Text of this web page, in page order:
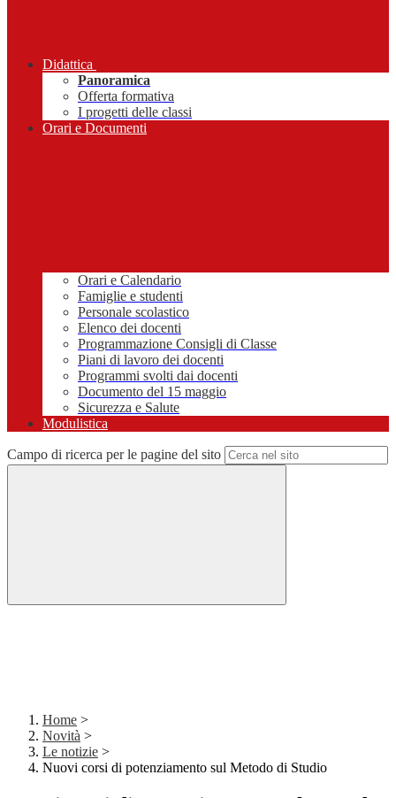
Didattica
Panoramica
Offerta formativa
I progetti delle classi
Orari e Documenti
Orari e Calendario
Famiglie e studenti
Personale scolastico
Elenco dei docenti
Programmazione Consigli di Classe
Piani di lavoro dei docenti
Programmi svolti dai docenti
Documento del 15 maggio
Sicurezza e Salute
Modulistica
Campo di ricerca per le pagine del sito
Home >
Novità >
Le notizie >
Nuovi corsi di potenziamento sul Metodo di Studio